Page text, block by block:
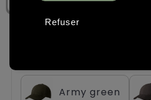
ChariotsArmy green
Refuser